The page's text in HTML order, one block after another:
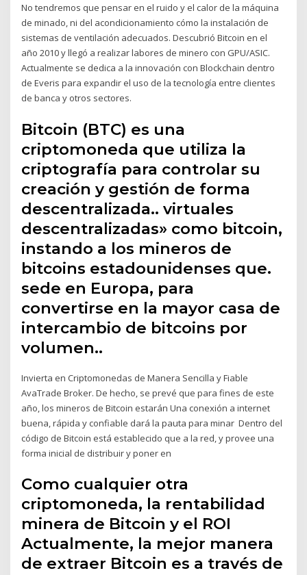
No tendremos que pensar en el ruido y el calor de la máquina
de minado, ni del acondicionamiento cómo la instalación de
sistemas de ventilación adecuados. Descubrió Bitcoin en el
año 2010 y llegó a realizar labores de minero con GPU/ASIC.
Actualmente se dedica a la innovación con Blockchain dentro
de Everis para expandir el uso de la tecnología entre clientes
de banca y otros sectores.
Bitcoin (BTC) es una
criptomoneda que utiliza la
criptografía para controlar su
creación y gestión de forma
descentralizada.. virtuales
descentralizadas» como bitcoin,
instando a los mineros de
bitcoins estadounidenses que.
sede en Europa, para
convertirse en la mayor casa de
intercambio de bitcoins por
volumen.​.
Invierta en Criptomonedas de Manera Sencilla y Fiable
AvaTrade Broker. De hecho, se prevé que para fines de este
año, los mineros de Bitcoin estarán Una conexión a internet
buena, rápida y confiable dará la pauta para minar Dentro del
código de Bitcoin está establecido que a la red, y provee una
forma inicial de distribuir y poner en
Como cualquier otra
criptomoneda, la rentabilidad
minera de Bitcoin y el ROI
Actualmente, la mejor manera
de extraer Bitcoin es a través de